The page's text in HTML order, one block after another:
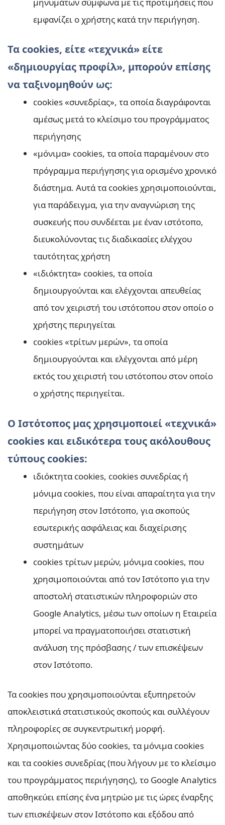
εμφανίζει ο χρήστης κατά την περιήγηση.
Τα cookies, είτε «τεχνικά» είτε
«δημιουργίας προφίλ», μπορούν επίσης
να ταξινομηθούν ως:
cookies «συνεδρίας», τα οποία διαγράφονται
αμέσως μετά το κλείσιμο του προγράμματος
περιήγησης
«μόνιμα» cookies, τα οποία παραμένουν στο
πρόγραμμα περιήγησης για ορισμένο χρονικό
διάστημα. Αυτά τα cookies χρησιμοποιούνται,
για παράδειγμα, για την αναγνώριση της
συσκευής που συνδέεται με έναν ιστότοπο,
διευκολύνοντας τις διαδικασίες ελέγχου
ταυτότητας χρήστη
«ιδιόκτητα» cookies, τα οποία
δημιουργούνται και ελέγχονται απευθείας
από τον χειριστή του ιστότοπου στον οποίο ο
χρήστης περιηγείται
cookies «τρίτων μερών», τα οποία
δημιουργούνται και ελέγχονται από μέρη
εκτός του χειριστή του ιστότοπου στον οποίο
ο χρήστης περιηγείται.
Ο Ιστότοπος μας χρησιμοποιεί «τεχνικά»
cookies και ειδικότερα τους ακόλουθους
τύπους cookies:
ιδιόκτητα cookies, cookies συνεδρίας ή
μόνιμα cookies, που είναι απαραίτητα για την
περιήγηση στον Ιστότοπο, για σκοπούς
εσωτερικής ασφάλειας και διαχείρισης
συστημάτων
cookies τρίτων μερών, μόνιμα cookies, που
χρησιμοποιούνται από τον Ιστότοπο για την
αποστολή στατιστικών πληροφοριών στο
Google Analytics, μέσω των οποίων η Εταιρεία
μπορεί να πραγματοποιήσει στατιστική
ανάλυση της πρόσβασης / των επισκέψεων
στον Ιστότοπο.
Τα cookies που χρησιμοποιούνται εξυπηρετούν
αποκλειστικά στατιστικούς σκοπούς και συλλέγουν
πληροφορίες σε συγκεντρωτική μορφή.
Χρησιμοποιώντας δύο cookies, τα μόνιμα cookies
και τα cookies συνεδρίας (που λήγουν με το κλείσιμο
του προγράμματος περιήγησης), το Google Analytics
αποθηκεύει επίσης ένα μητρώο με τις ώρες έναρξης
των επισκέψεων στον Ιστότοπο και εξόδου από